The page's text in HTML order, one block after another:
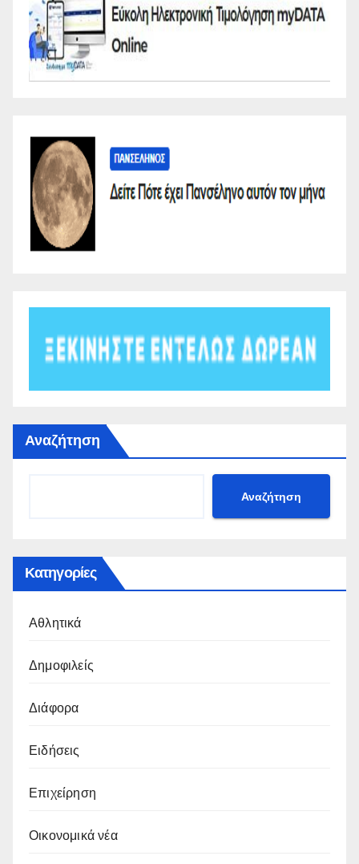
Αναζήτηση
Αναζήτηση
Κατηγορίες
Αθλητικά
Δημοφιλείς
Διάφορα
Ειδήσεις
Επιχείρηση
Οικονομικά νέα